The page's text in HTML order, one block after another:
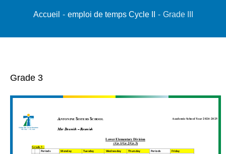
Accueil - emploi de temps Cycle II - Grade III
Grade 3